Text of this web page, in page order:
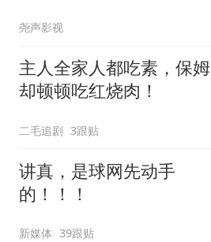
尧声影视
主人全家人都吃素，保姆
却顿顿吃红烧肉！
二毛追剧 3跟贴
讲真，是球网先动手
的！！！
新媒体 39跟贴